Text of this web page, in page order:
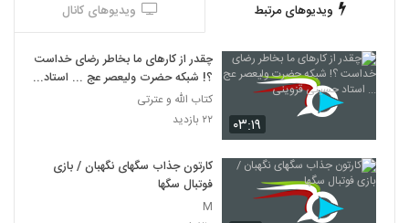
ویدیوهای مرتبط ویدیوهای کانال
۰۳:۱۹
چقدر از کارهای ما بخاطر رضای خداست
؟! شبکه حضرت ولیعصر عج ... استاد
حسینی قزوینی
کتاب الله و عترتی
۲۲ بازدید
کارتون جذاب سگهای نگهبان / بازی
فوتبال سگها
M